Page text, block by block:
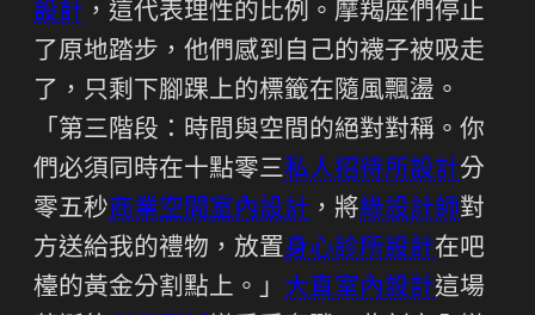
設計 ，這代表理性的比例。摩羯座們停止
了原地踏步，他們感到自己的襪子被吸走
了，只剩下腳踝上的標籤在隨風飄盪。
「第三階段：時間與空間的絕對對稱。你
們必須同時在十點零三私人招待所設計分
零五秒商業空間室內設計 ，將綠設計師對
方送給我的禮物，放置身心診所設計在吧
檯的黃金分割點上。」 大直室內設計這場